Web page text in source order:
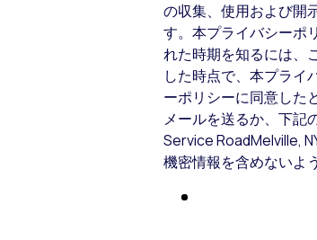
の収集、使用および開
す。本プライバシーポ
れた時期を知るには、
した時点で、本プライ
ーポリシーに同意した
メールを送るか、下記
Service RoadMelville,
機密情報を含めないよ